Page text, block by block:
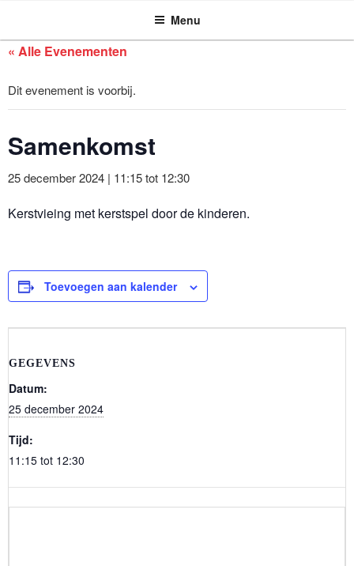
de
ASSEN ZOEKT Menu
« Alle Evenementen
Dit evenement is voorbij.
Samenkomst
25 december 2024 | 11:15tot 12:30
Kerstvieing met kerstspel door de kinderen.
Toevoegen aan kalender
GEGEVENS
Datum:
25 december 2024
Tijd:
11:15 tot 12:30